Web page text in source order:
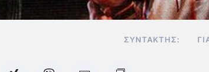
ΣΥΝΤΆΚΤΗΣ: